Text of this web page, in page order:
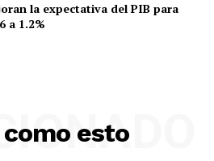
la expectativa del PIB para
a 1.2%
esto